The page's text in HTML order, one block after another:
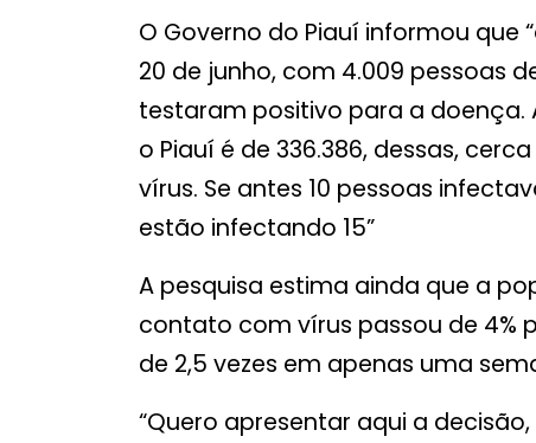
O Governo do Piauí informou que
20 de junho, com 4.009 pessoas
testaram positivo para a
o Piauí é de 336.386, dessas,
vírus. Se antes 10 pessoas
estão infectando 15”
A pesquisa estima ainda que a
contato com vírus passou de 4%
de 2,5 vezes em apenas uma
“Quero apresentar aqui a